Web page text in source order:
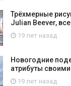
Трёхмерные
Julian Beever,
19 лет назад
Новогодние
атрибуты
19 лет назад